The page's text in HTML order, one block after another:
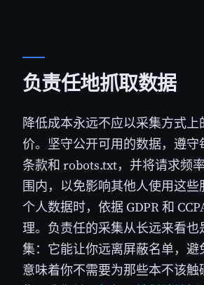
负责任地抓取数据
降低成本永远不应以采集方式
价。坚守公开可用的数据，遵守
条款和 robots.txt，并将请求频
围内，以免影响其他人使用这
个人数据时，依据 GDPR 和
理。负责任的采集从长远来看
集：它能让你远离屏蔽名单，避
意味着你不需要为那些本不该